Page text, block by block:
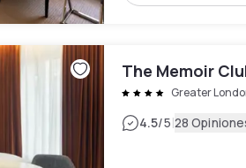
The Memoir
Greater
4.5/5|28